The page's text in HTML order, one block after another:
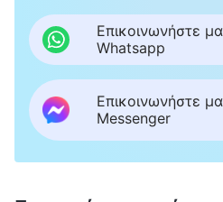
πρόβλημα, δεν
το λύσουν. Παρόλο που
αποτελεσματικό το
να υπομείνουν αυτές τις
αξίζουν τον κόπο·
Επικοινωνήστε
Whatsapp
Επικοινωνήστε
Messenger